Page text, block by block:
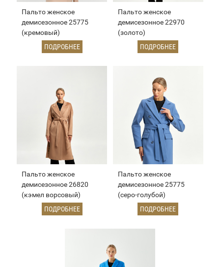
Пальто женское
демисезонное 25775
(кремовый)
ПОДРОБНЕЕ
Пальто женское
демисезонное 22970
(золото)
ПОДРОБНЕЕ
Пальто женское
демисезонное 26820
(кэмел ворсовый)
ПОДРОБНЕЕ
Пальто женское
демисезонное 25775
(серо-голубой)
ПОДРОБНЕЕ